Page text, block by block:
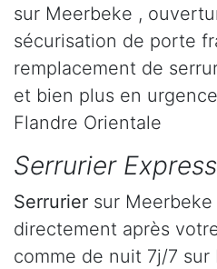
sur Meerbeke ,
sécurisation de porte
remplacement de
et bien plus en
Flandre Orientale
Serrurier
Serrurier sur
directement après
comme de nuit 7j/7 sur